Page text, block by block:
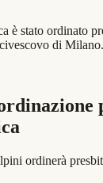
è stato ordinato
di Milano.
ordinerà